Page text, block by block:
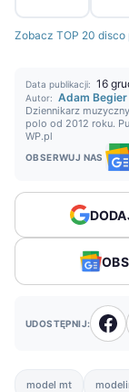
Zobacz TOP 20 disco
Data publikacji: 16
Autor: Adam Begier
Dziennikarz
polo od 2012 roku.
WP.pl
OBSERWUJ NAS
UDOSTĘPNIJ:
model mt